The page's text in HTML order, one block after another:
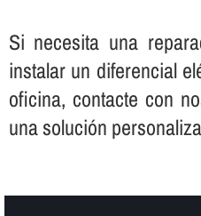
Si necesita una
instalar un diferencial
oficina, contacte con
una solución